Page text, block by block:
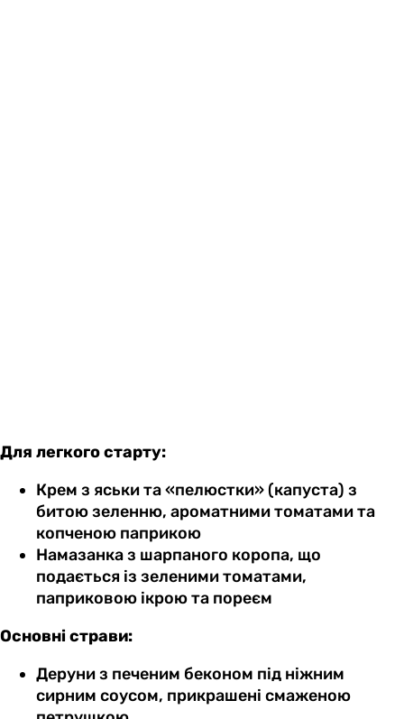
Для легкого старту:
Крем з яськи та «пелюстки» (капуста) з
битою зеленню, ароматними томатами та
копченою паприкою
Намазанка з шарпаного коропа, що
подається із зеленими томатами,
паприковою ікрою та пореєм
Основні страви:
Деруни з печеним беконом під ніжним
сирним соусом, прикрашені смаженою